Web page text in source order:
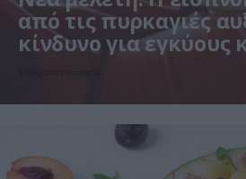
από τις πυρκαγιές
κίνδυνο για εγκύους